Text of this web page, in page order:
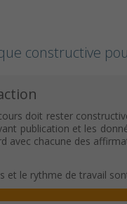
constructive
doit rester
publication et les
avec chacune des
et le rythme de travail